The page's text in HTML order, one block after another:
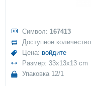
Символ: 167413
Доступное
Цена: войдите
Размер: 33x13x13 cm
Упаковка 12/1